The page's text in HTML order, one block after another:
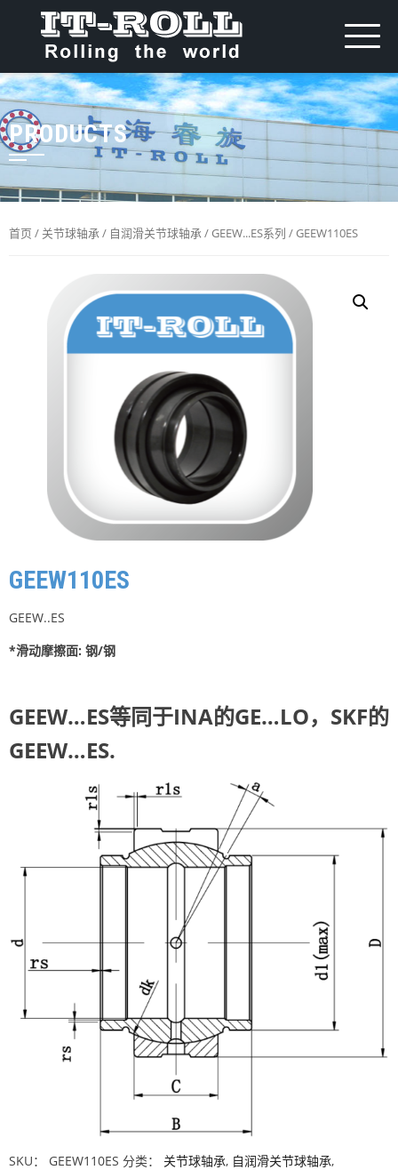
PRODUCTS
首页 / 关节球轴承/ 自润滑关节球轴承/GEEW...ES系列 / GEEW110ES
GEEW110ES
GEEW..ES
*滑动摩擦面: 钢/钢
GEEW…ES等同于INA的GE…LO，SKF的
GEEW…ES.
SKU： GEEW110ES 分类： 关节球轴承, 自润滑关节球轴承,